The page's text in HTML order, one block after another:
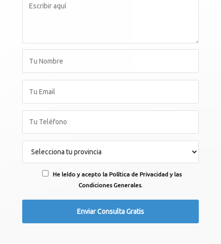
He leído y acepto la Política de Privacidad y las
Condiciones Generales.